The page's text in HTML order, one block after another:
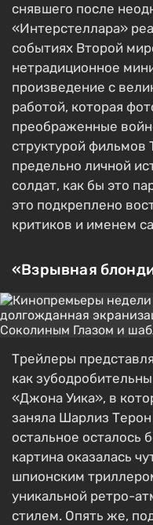
снявшего после
«Интерстеллара»
событиях Второй
нетрадиционное
произведение с
работой, которая
преображенные
структурой фильмов
предельно личной
солдат, как бы это
это подкреплено
критиков и именем
«Взрывная
Трейлеры
как
«Джона Уика», в
заняла Шарлиз
остальное осталось
картина оказалась
шпионским
уникальной ретро-
стилем. Опять же,